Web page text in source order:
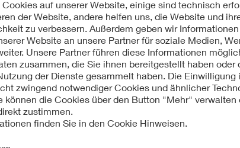
ETG Newsletter
Mit einem Newsletter informiert die ETG in
können sichfür einzelne Themen oder
gewünschten Informationen zugeschickt.